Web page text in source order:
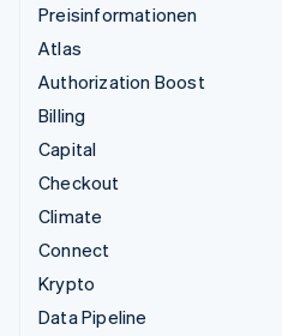
Preisinformationen
Atlas
Authorization Boost
Billing
Capital
Checkout
Climate
Connect
Krypto
Data Pipeline